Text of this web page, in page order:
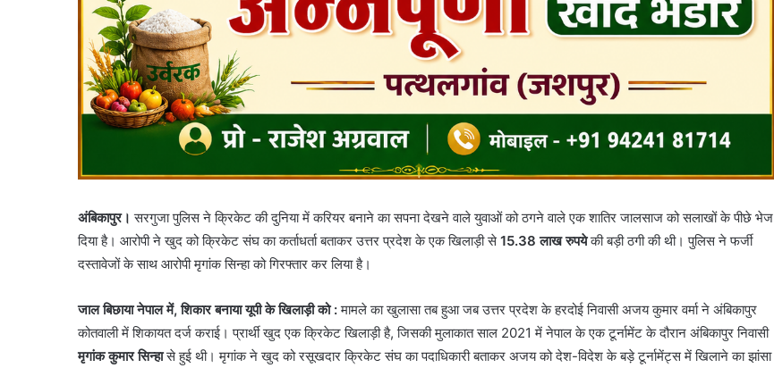
अंबिकापुर। सरगुजा पुलिस ने क्रिकेट की दुनिया में करियर बनाने का सपना देखने वाले युवाओं को ठगने वाले एक शातिर जालसाज को सलाखों के पीछे भेज
दिया है। आरोपी ने खुद को क्रिकेट संघ का कर्ताधर्ता बताकर उत्तर प्रदेश के एक खिलाड़ी से15.38 लाख रुपयेकी बड़ी ठगी की थी। पुलिस ने फर्जी
दस्तावेजों के साथ आरोपी मृगांक सिन्हा को गिरफ्तार कर लिया है।
जाल बिछाया नेपाल में, शिकार बनाया यूपी के खिलाड़ी को :मामले का खुलासा तब हुआ जब उत्तर प्रदेश के हरदोई निवासी अजय कुमार वर्मा ने अंबिकापुर
कोतवाली में शिकायत दर्ज कराई। प्रार्थी खुद एक क्रिकेट खिलाड़ी है, जिसकी मुलाकात साल 2021 में नेपाल के एक टूर्नामेंट के दौरान अंबिकापुर निवासी
मृगांक कुमार सिन्हासे हुई थी। मृगांक ने खुद को रसूखदार क्रिकेट संघ का पदाधिकारी बताकर अजय को देश-विदेश के बड़े टूर्नामेंट्स में खिलाने का झांसा